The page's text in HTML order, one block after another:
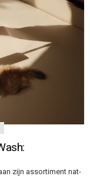
zijn assortiment nat-